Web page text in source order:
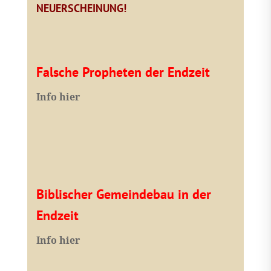
NEUERSCHEINUNG!
Falsche Propheten der Endzeit
Info hier
Biblischer Gemeindebau in der
Endzeit
Info hier